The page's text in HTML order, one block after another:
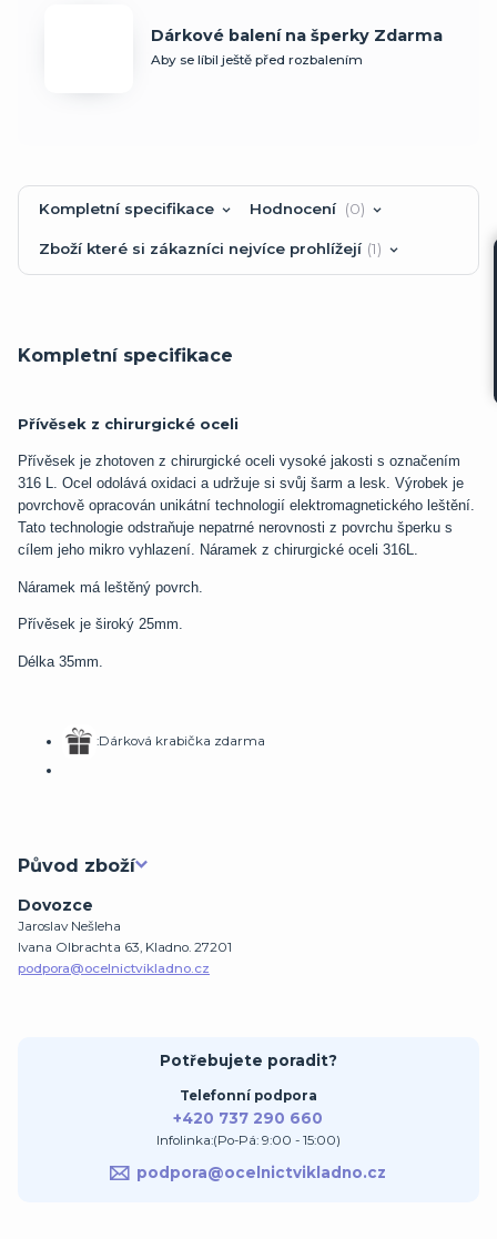
Dárkové balení na šperky Zdarma
Aby se líbil ještě před rozbalením
Kompletní specifikace Hodnocení 0
Zboží které si zákazníci nejvíce prohlížejí 1
Kompletní specifikace
Přívěsek z chirurgické oceli
Přívěsek je zhotoven z chirurgické oceli vysoké jakosti s označením
316 L. Ocel odolává oxidaci a udržuje si svůj šarm a lesk. Výrobek je
povrchově opracován unikátní technologií elektromagnetického leštění.
Tato technologie odstraňuje nepatrné nerovnosti z povrchu šperku s
cílem jeho mikro vyhlazení. Náramek z chirurgické oceli 316L.
Náramek má leštěný povrch.
Přívěsek je široký 25mm.
Délka 35mm.
:Dárková krabička zdarma
Původ zboží
Dovozce
Jaroslav Nešleha
Ivana Olbrachta 63, Kladno. 27201
podpora@ocelnictvikladno.cz
Potřebujete poradit?
Telefonní podpora
+420 737 290 660
Infolinka:(Po-Pá: 9:00 - 15:00)
podpora@ocelnictvikladno.cz